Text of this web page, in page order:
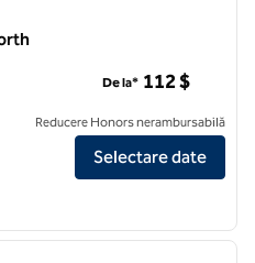
Garden Inn Dulles North
De la* 112 $
Reducere Honors nerambursabilă
Selectare date